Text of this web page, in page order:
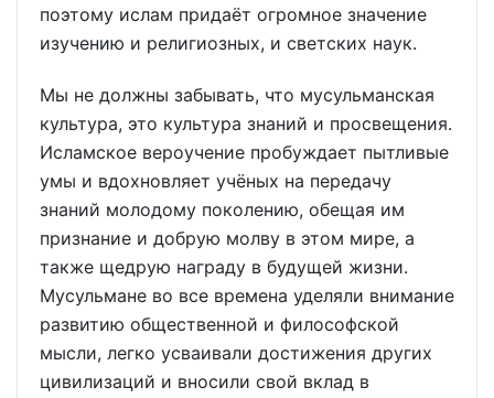
поэтому ислам придаёт огромное значение
изучению и религиозных, и светских наук.
Мы не должны забывать, что мусульманская
культура, это культура знаний и просвещения.
Исламское вероучение пробуждает пытливые
умы и вдохновляет учёных на передачу
знаний молодому поколению, обещая им
признание и добрую молву в этом мире, а
также щедрую награду в будущей жизни.
Мусульмане во все времена уделяли внимание
развитию общественной и философской
мысли, легко усваивали достижения других
цивилизаций и вносили свой вклад в